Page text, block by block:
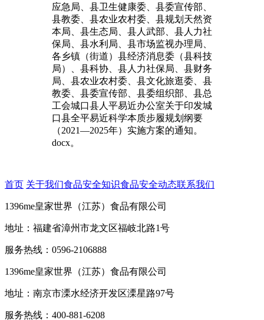
应急局、县卫生健康委、县委宣传部、
县教委、县农业农村委、县规划天然资
本局、县生态局、县人武部、县人力社
保局、县水利局、县市场监视办理局、
各乡镇（街道）县经济消息委（县科技
局）、县科协、县人力社保局、县财务
局、县农业农村委、县文化旅逛委、县
教委、县委宣传部、县委组织部、县总
工会城口县人平易近办公室关于印发城
口县全平易近科学本质步履规划纲要
（2021―2025年）实施方案的通知。
docx。
首页 关于我们食品安全知识食品安全动态联系我们
1396me皇家世界（江苏）食品有限公司
地址：福建省漳州市龙文区福岐北路1号
服务热线：0596-2106888
1396me皇家世界（江苏）食品有限公司
地址：南京市溧水经济开发区溧星路97号
服务热线：400-881-6208